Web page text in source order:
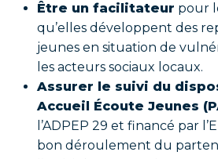
Être un facilitateur pour
qu’elles développent des
jeunes en situation de
les acteurs sociaux locaux.
Assurer le suivi du
Accueil Écoute Jeunes
l’ADPEP 29 et financé par
bon déroulement du